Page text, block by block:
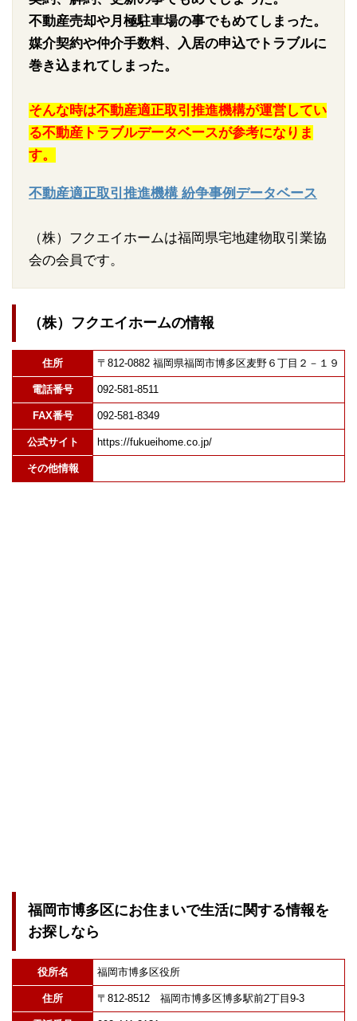
不動産売却や月極駐車場の事でもめてしまった。
媒介契約や仲介手数料、入居の申込でトラブルに
巻き込まれてしまった。
そんな時は不動産適正取引推進機構が運営してい
る不動産トラブルデータベースが参考になりま
す。
不動産適正取引推進機構 紛争事例データベース
（株）フクエイホームは福岡県宅地建物取引業協
会の会員です。
（株）フクエイホームの情報
住所 〒812-0882 福岡県福岡市博多区麦野６丁目２－１９
電話番号 092-581-8511
FAX番号 092-581-8349
公式サイト https://fukueihome.co.jp/
その他情報
福岡市博多区にお住まいで生活に関する情報を
お探しなら
役所名 福岡市博多区役所
住所 〒812-8512 福岡市博多区博多駅前2丁目9-3